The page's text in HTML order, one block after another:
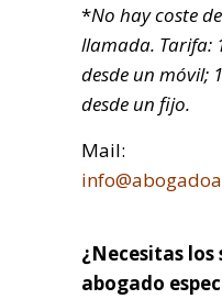
*No hay coste
llamada. Tarifa:
desde un móvil;
desde un fijo.
Mail:
¿Necesitas los
abogado